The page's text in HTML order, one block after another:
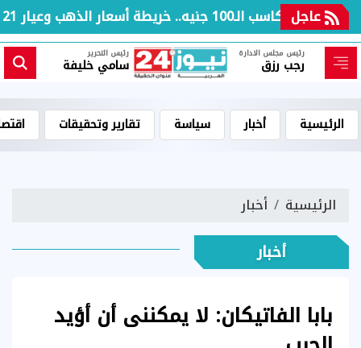
عاجل
بعد مكاسب الـ100 جنيه.. خريطة أسعار الذهب وعيار 21 بالعطلة الأسبوعية
رئيس مجلس الادارة
رجب رزق
رئيس التحرير
سامي خليفة
الرئيسية أخبار سياسة تقارير وتحقيقات
الرئيسية أخبار
أخبار
بابا الفاتيكان: لا يمكننى أن أؤيد